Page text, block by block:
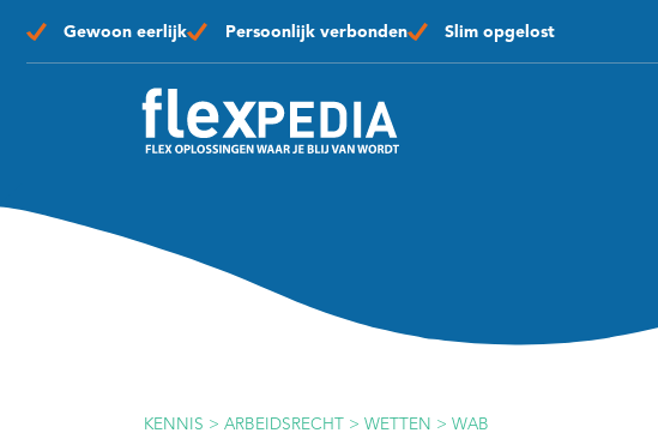
Gewoon eerlijk Persoonlijk verbonden Slim opgelost
KENNIS > ARBEIDSRECHT > WETTEN > WAB